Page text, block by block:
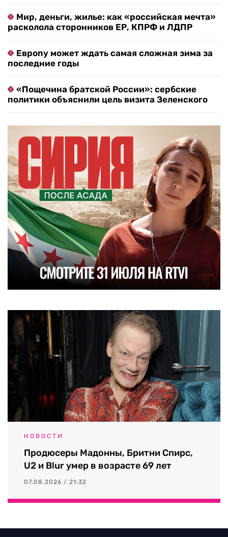
Мир, деньги, жилье: как «российская мечта»
расколола сторонников ЕР, КПРФ и ЛДПР
Европу может ждать самая сложная зима за
последние годы
«Пощечина братской России»: сербские
политики объяснили цель визита Зеленского
НОВОСТИ
Продюсеры Мадонны, Бритни Спирс,
U2 и Blur умер в возрасте 69 лет
07.08.2026 / 21:32